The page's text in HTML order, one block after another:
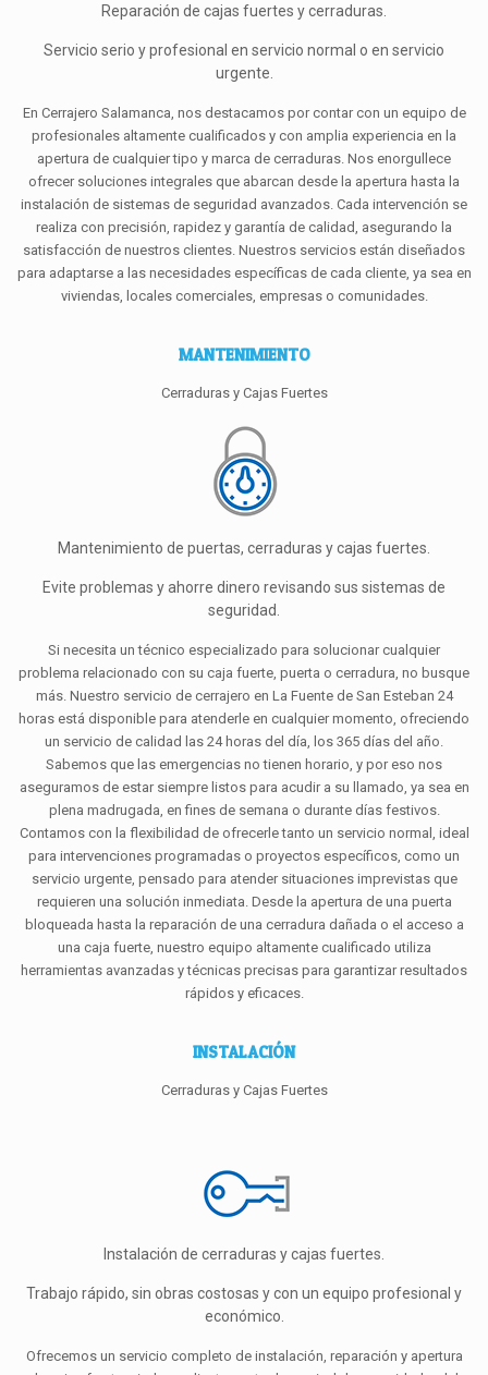
Reparación de cajas fuertes y cerraduras.
Servicio serio y profesional en servicio normal o en servicio
urgente.
En Cerrajero Salamanca, nos destacamos por contar con un equipo de
profesionales altamente cualificados y con amplia experiencia en la
apertura de cualquier tipo y marca de cerraduras. Nos enorgullece
ofrecer soluciones integrales que abarcan desde la apertura hasta la
instalación de sistemas de seguridad avanzados. Cada intervención se
realiza con precisión, rapidez y garantía de calidad, asegurando la
satisfacción de nuestros clientes. Nuestros servicios están diseñados
para adaptarse a las necesidades específicas de cada cliente, ya sea en
viviendas, locales comerciales, empresas o comunidades.
MANTENIMIENTO
Cerraduras y Cajas Fuertes
Mantenimiento de puertas, cerraduras y cajas fuertes.
Evite problemas y ahorre dinero revisando sus sistemas de
seguridad.
Si necesita un técnico especializado para solucionar cualquier
problema relacionado con su caja fuerte, puerta o cerradura, no busque
más. Nuestro servicio de cerrajero en La Fuente de San Esteban 24
horas está disponible para atenderle en cualquier momento, ofreciendo
un servicio de calidad las 24 horas del día, los 365 días del año.
Sabemos que las emergencias no tienen horario, y por eso nos
aseguramos de estar siempre listos para acudir a su llamado, ya sea en
plena madrugada, en fines de semana o durante días festivos.
Contamos con la flexibilidad de ofrecerle tanto un servicio normal, ideal
para intervenciones programadas o proyectos específicos, como un
servicio urgente, pensado para atender situaciones imprevistas que
requieren una solución inmediata. Desde la apertura de una puerta
bloqueada hasta la reparación de una cerradura dañada o el acceso a
una caja fuerte, nuestro equipo altamente cualificado utiliza
herramientas avanzadas y técnicas precisas para garantizar resultados
rápidos y eficaces.
INSTALACIÓN
Cerraduras y Cajas Fuertes
Instalación de cerraduras y cajas fuertes.
Trabajo rápido, sin obras costosas y con un equipo profesional y
económico.
Ofrecemos un servicio completo de instalación, reparación y apertura